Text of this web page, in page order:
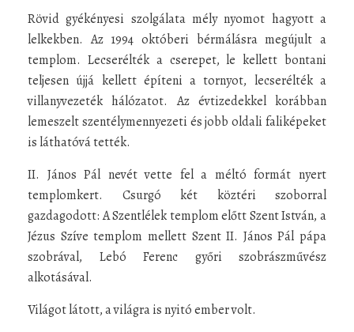
Rövid gyékényesi szolgálata mély nyomot hagyott a
lelkekben. Az 1994 októberi bérmálásra megújult a
templom. Lecserélték a cserepet, le kellett bontani
teljesen újjá kellett építeni a tornyot, lecserélték a
villanyvezeték hálózatot. Az évtizedekkel korábban
lemeszelt szentélymennyezeti és jobb oldali faliképeket
is láthatóvá tették.
II. János Pál nevét vette fel a méltó formát nyert
templomkert. Csurgó két köztéri szoborral
gazdagodott: A Szentlélek templom előtt Szent István, a
Jézus Szíve templom mellett Szent II. János Pál pápa
szobrával, Lebó Ferenc győri szobrászművész
alkotásával.
Világot látott, a világra is nyitó ember volt.